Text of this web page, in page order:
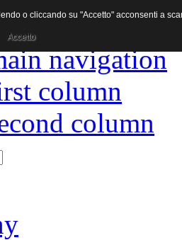
navigation
column
column
o cliccando su "Accetto" acconsenti a
Accetto